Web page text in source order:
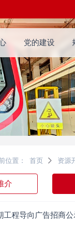
党的建设
位置： 首页 资源
介
工程导向广告招商公